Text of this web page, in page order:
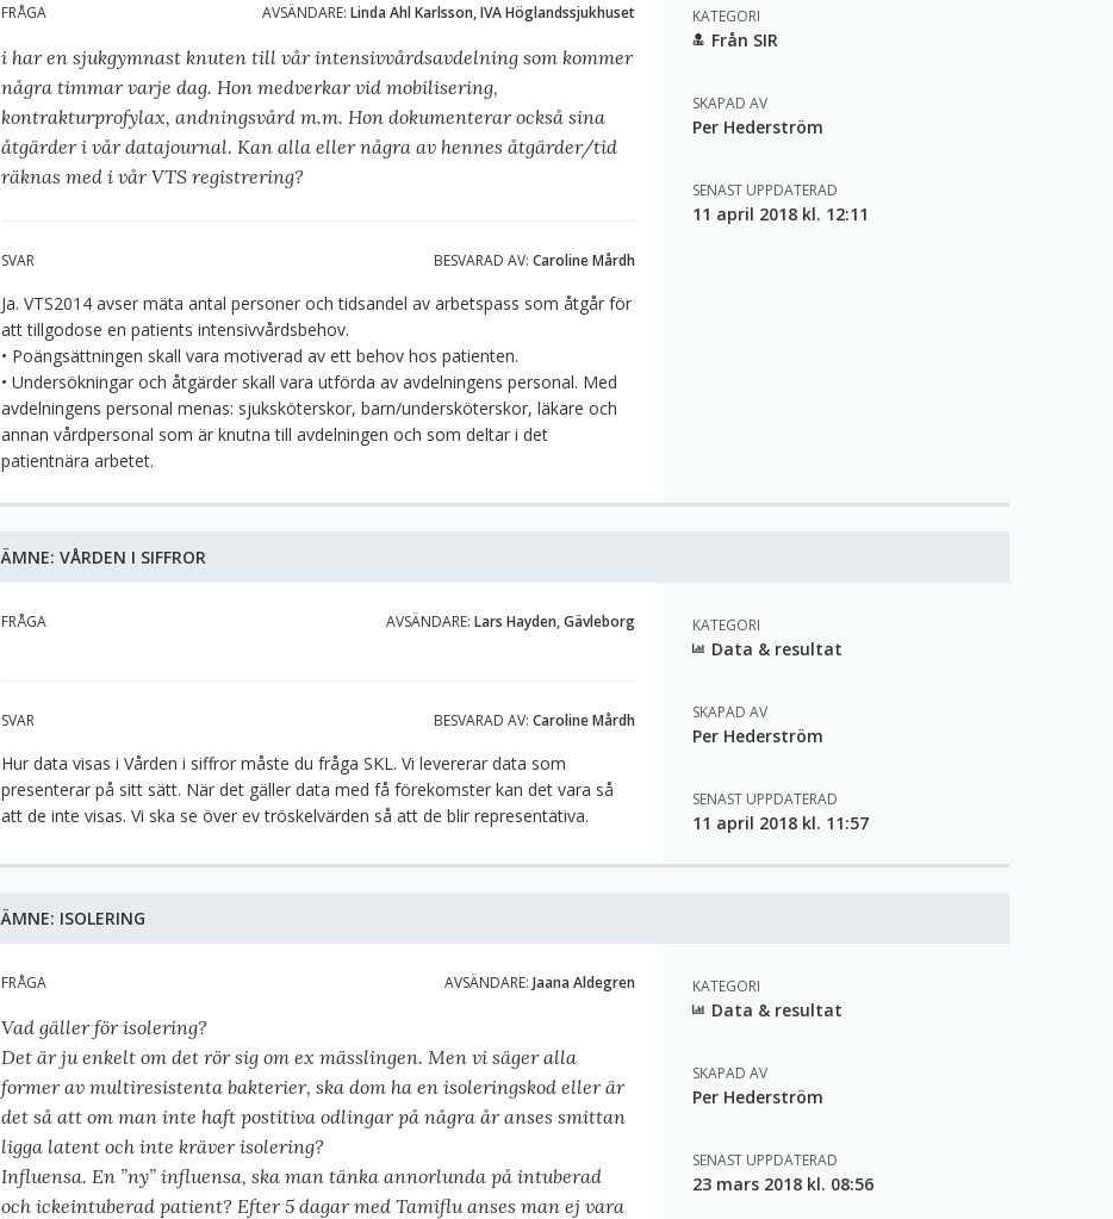
KATEGORI
Från SIR
SKAPAD AV
Per Hederström
SENAST UPPDATERAD
11 april 2018 kl. 12:11
FRÅGA AVSÄNDARE:Linda Ahl Karlsson, IVA Höglandssjukhuset
i har en sjukgymnast knuten till vår intensivvårdsavdelning som kommer
några timmar varje dag. Hon medverkar vid mobilisering,
kontrakturprofylax, andningsvård m.m. Hon dokumenterar också sina
åtgärder i vår datajournal. Kan alla eller några av hennes åtgärder/tid
räknas med i vår VTS registrering?
SVAR BESVARAD AV:Caroline Mårdh
Ja. VTS2014 avser mäta antal personer och tidsandel av arbetspass som åtgår för
att tillgodose en patients intensivvårdsbehov.
• Poängsättningen skall vara motiverad av ett behov hos patienten.
• Undersökningar och åtgärder skall vara utförda av avdelningens personal. Med
avdelningens personal menas: sjuksköterskor, barn/undersköterskor, läkare och
annan vårdpersonal som är knutna till avdelningen och som deltar i det
patientnära arbetet.
ÄMNE: VÅRDEN I SIFFROR
KATEGORI
Data & resultat
SKAPAD AV
Per Hederström
SENAST UPPDATERAD
11 april 2018 kl. 11:57
FRÅGA AVSÄNDARE:Lars Hayden, Gävleborg
SVAR BESVARAD AV:Caroline Mårdh
Hur data visas i Vården i siffror måste du fråga SKL. Vi levererar data som
presenterar på sitt sätt. När det gäller data med få förekomster kan det vara så
att de inte visas. Vi ska se över ev tröskelvärden så att de blir representativa.
ÄMNE: ISOLERING
KATEGORI
Data & resultat
SKAPAD AV
Per Hederström
SENAST UPPDATERAD
23 mars 2018 kl. 08:56
FRÅGA AVSÄNDARE:Jaana Aldegren
Vad gäller för isolering?
Det är ju enkelt om det rör sig om ex mässlingen. Men vi säger alla
former av multiresistenta bakterier, ska dom ha en isoleringskod eller är
det så att om man inte haft postitiva odlingar på några år anses smittan
ligga latent och inte kräver isolering?
Influensa. En ”ny” influensa, ska man tänka annorlunda på intuberad
och ickeintuberad patient? Efter 5 dagar med Tamiflu anses man ej vara